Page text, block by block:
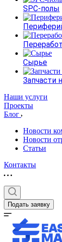
SPC-полы
Сырье
Запчасти
Наши услуги
Проекты
Блог
Новости
Новости
Статьи
Контакты
Подать заявку